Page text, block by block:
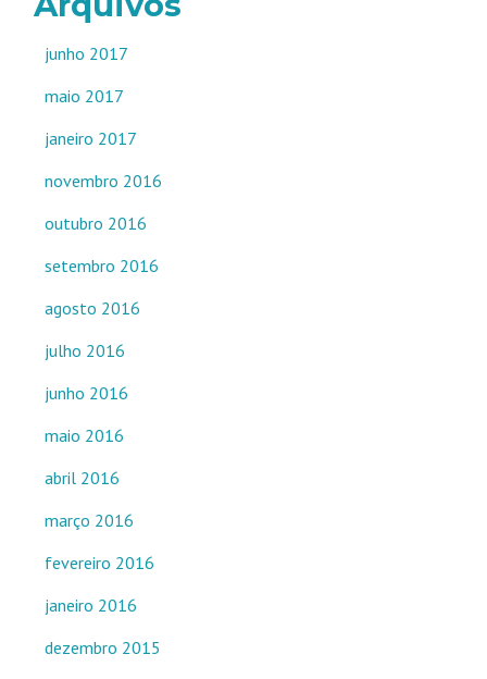
junho 2017
maio 2017
janeiro 2017
novembro 2016
outubro 2016
setembro 2016
agosto 2016
julho 2016
junho 2016
maio 2016
abril 2016
março 2016
fevereiro 2016
janeiro 2016
dezembro 2015